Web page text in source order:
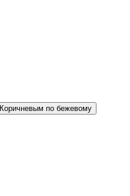
Коричневым по бежевому